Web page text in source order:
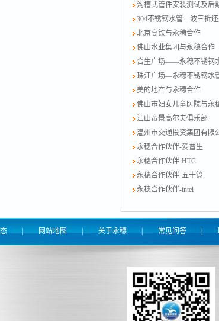
沟槽式管件安装测试及后期
304不锈钢水管一波三折还是冲了上去，201跟着
北京高铁与永穗合作
佛山水业集团与永穗合作
合生广场——永穗不锈钢
珠江广场—永穗不锈钢水
美的地产与永穗合作
佛山市妇女儿童医院与永
江山帝景高尔夫俱乐部
温州市交通投资集团有限
永穗合作伙伴-爱普生
永穗合作伙伴-HTC
永穗合作伙伴-五十铃
永穗合作伙伴-intel
| 网站地图 | 关于永穗 | 常见问答